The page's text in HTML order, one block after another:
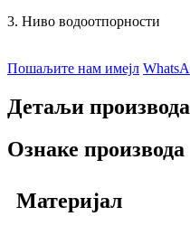
3. Ниво водоотпорности
Пошаљите нам имејл
Детаљи производа
Ознаке производа
Материјал